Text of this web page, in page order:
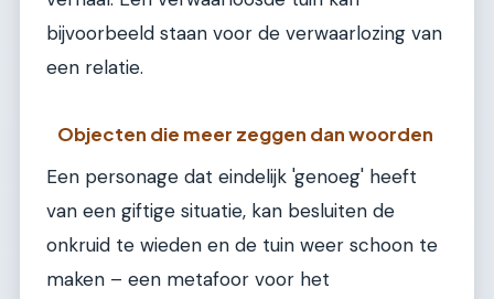
bijvoorbeeld staan voor de verwaarlozing van
een relatie.
Objecten die meer zeggen dan woorden
Een personage dat eindelijk 'genoeg' heeft
van een giftige situatie, kan besluiten de
onkruid te wieden en de tuin weer schoon te
maken – een metafoor voor het